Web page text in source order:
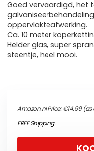
Goed vervaardigd, het
oppervlakteafwerking.
Ca. 10 meter
Helder glas, super
steentje, heel mooi.
Amazon.nl Price:€14.99(as
FREE Shipping.